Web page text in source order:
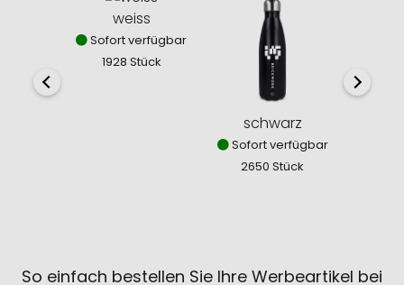
weiss
Sofort verfügbar
1928 Stück
schwarz
Sofort verfügbar
2650 Stück
So einfach bestellen Sie Ihre Werbeartikel bei